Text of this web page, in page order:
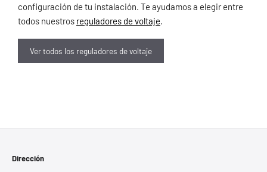
configuración de tu instalación. Te ayudamos a elegir entre
todos nuestros reguladores de voltaje.
Ver todos los reguladores de voltaje
Dirección